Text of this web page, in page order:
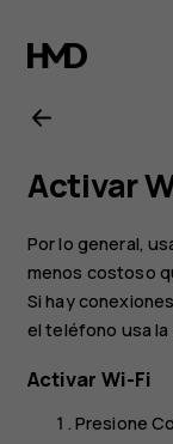
Manual
del
de
Nokia
G20
Activar
Por lo general,
menos costoso
Si hay
el teléfono usa la
Activar Wi-Fi
Presione